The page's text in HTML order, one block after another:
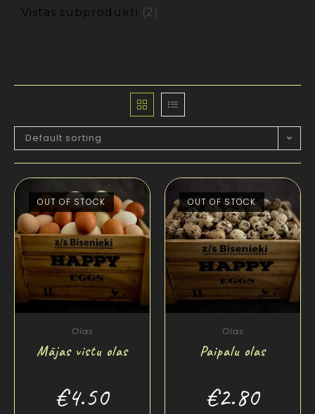
Vistas subprodukti
2
Default sorting
OUT OF STOCK
Olas
Mājas vistu olas
€4.50
OUT OF STOCK
Olas
Paipalu olas
€2.80